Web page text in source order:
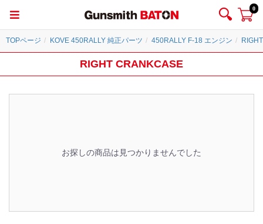
0
TOPページ KOVE 450RALLY 純正パーツ 450RALLY F-18 エンジン
RIGHT CRANKCASE
お探しの商品は見つかりませんでした